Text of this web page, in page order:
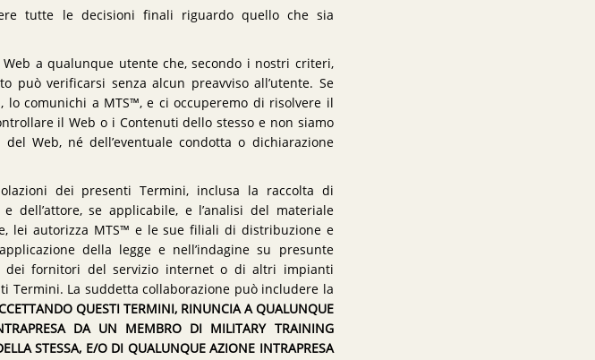
tutte le decisioni finali riguardo quello che sia
a qualunque utente che, secondo i nostri criteri,
può verificarsi senza alcun preavviso all’utente. Se
comunichi a MTS™, e ci occuperemo di risolvere il
il Web o i Contenuti dello stesso e non siamo
Web, né dell’eventuale condotta o dichiarazione
dei presenti Termini, inclusa la raccolta di
dell’attore, se applicabile, e l’analisi del materiale
lei autorizza MTS™ e le sue filiali di distribuzione e
della legge e nell’indagine su presunte
dei fornitori del servizio internet o di altri impianti
La suddetta collaborazione può includere la
QUESTI TERMINI, RINUNCIA A QUALUNQUE
DA UN MEMBRO DI MILITARY TRAINING
STESSA, E/O DI QUALUNQUE AZIONE INTRAPRESA